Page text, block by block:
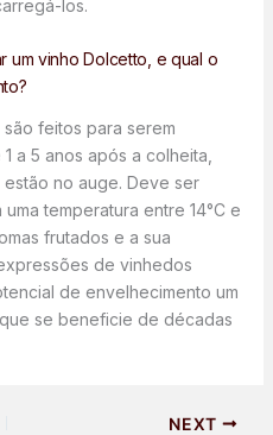
los.
um vinho Dolcetto, e qual o
feitos para serem
a 5 anos após a colheita,
no auge. Deve ser
temperatura entre 14°C e
frutados e a sua
de vinhedos
de envelhecimento um
se beneficie de décadas
NEXT